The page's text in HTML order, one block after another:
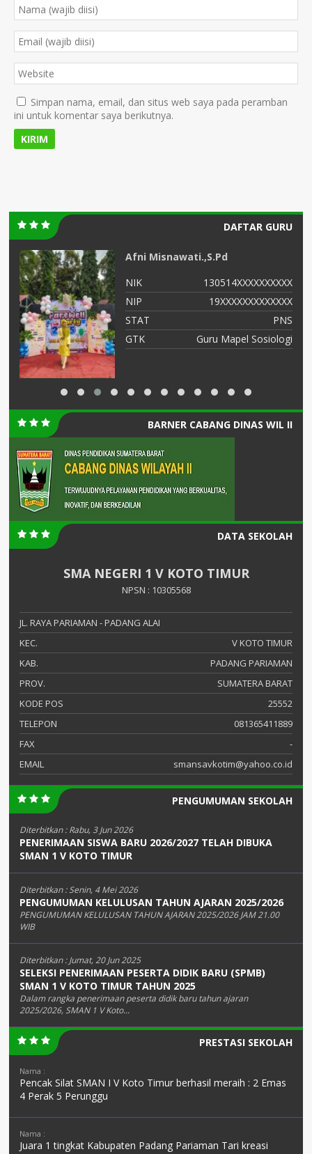
Simpan nama, email, dan situs web saya pada peramban
ini untuk komentar saya berikutnya.
DAFTAR GURU
Afni Misnawati.,S.Pd
NIK
130514XXXXXXXXXX
NIP
19XXXXXXXXXXXXX
STAT
PNS
GTK
Guru Mapel Sosiologi
BARNER CABANG DINAS WIL II
DATA SEKOLAH
SMA NEGERI 1 V KOTO TIMUR
NPSN : 10305568
JL. RAYA PARIAMAN - PADANG ALAI
KEC.
V KOTO TIMUR
KAB.
PADANG PARIAMAN
PROV.
SUMATERA BARAT
KODE POS
25552
TELEPON
081365411889
FAX
-
EMAIL
smansavkotim@yahoo.co.id
PENGUMUMAN SEKOLAH
Diterbitkan :Rabu, 3 Jun 2026
PENERIMAAN SISWA BARU 2026/2027 TELAH DIBUKA
SMAN 1 V KOTO TIMUR
Diterbitkan :Senin, 4 Mei 2026
PENGUMUMAN KELULUSAN TAHUN AJARAN 2025/2026
PENGUMUMAN KELULUSAN TAHUN AJARAN 2025/2026 JAM 21.00
WIB
Diterbitkan :Jumat, 20 Jun 2025
SELEKSI PENERIMAAN PESERTA DIDIK BARU (SPMB)
SMAN 1 V KOTO TIMUR TAHUN 2025
Dalam rangka penerimaan peserta didik baru tahun ajaran
2025/2026, SMAN 1 V Koto...
PRESTASI SEKOLAH
Nama :
Pencak Silat SMAN I V Koto Timur berhasil meraih : 2 Emas
4 Perak 5 Perunggu
Nama :
Juara 1 tingkat Kabupaten Padang Pariaman Tari kreasi